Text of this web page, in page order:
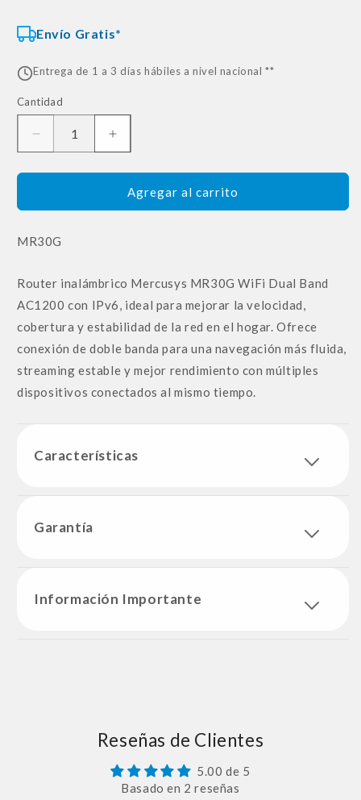
Envío Gratis*
Entrega de 1 a 3 días hábiles a nivel nacional **
Cantidad
Reducir
cantidad
para
Inalámbrico
Mr30g
Dualband
Ac1200
Ipv6
Aumentar
cantidad
para
Router
Inalámbrico
Dualband
Ac1200
Ipv6
Agregar al carrito
SKU:
MR30G
Router inalámbrico Mercusys MR30G WiFi Dual Band
AC1200 con IPv6, ideal para mejorar la velocidad,
cobertura y estabilidad de la red en el hogar. Ofrece
conexión de doble banda para una navegación más fluida,
streaming estable y mejor rendimiento con múltiples
dispositivos conectados al mismo tiempo.
Características
Garantía
Información Importante
Reseñas de Clientes
5.00 de 5
Basado en 2 reseñas